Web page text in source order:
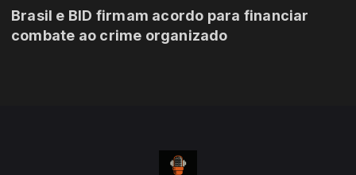
Brasil e BID firmam acordo para financiar
combate ao crime organizado